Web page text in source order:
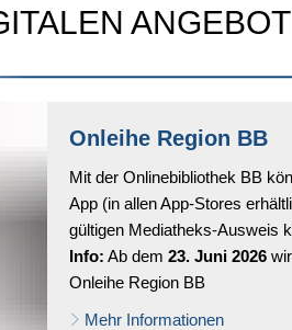
Onleihe Region BB
Mit der Onlinebibliothek BB
App (in allen App-Stores
gültigen Mediatheks-Ausweis
Info: Ab dem 23. Juni 2026
Onleihe Region BB
Mehr Informationen